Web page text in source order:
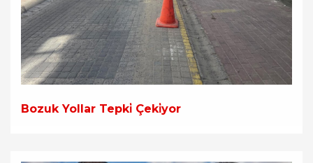
Bozuk Yollar Tepki̇ Çeki̇yor